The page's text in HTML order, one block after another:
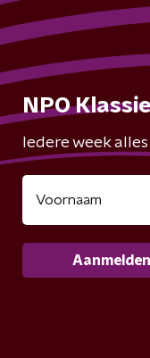
NPO
Iedere week
Aanmelden